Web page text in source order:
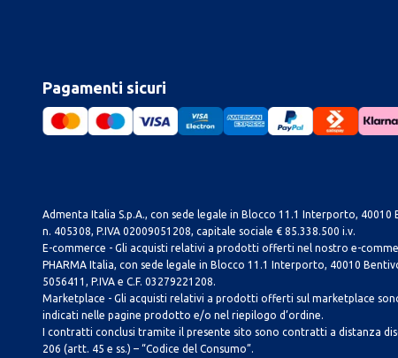
Pagamenti sicuri
Admenta Italia S.p.A., con sede legale in Blocco 11.1 Interporto,
n. 405308, P.IVA 02009051208, capitale sociale € 85.338.500 i.v.
E-commerce - Gli acquisti relativi a prodotti offerti nel nostro e-
PHARMA Italia, con sede legale in Blocco 11.1 Interporto, 40010
5056411, P.IVA e C.F. 03279221208.
Marketplace - Gli acquisti relativi a prodotti offerti sul marketplace
indicati nelle pagine prodotto e/o nel riepilogo d’ordine.
I contratti conclusi tramite il presente sito sono contratti a distanza
206 (artt. 45 e ss.) – “Codice del Consumo”.